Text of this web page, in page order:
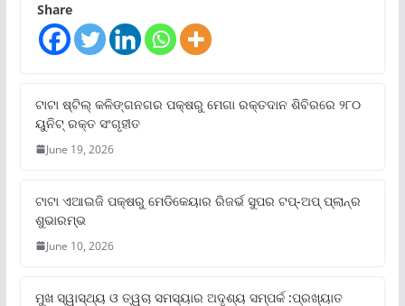
Share
ଟାଟା ଷ୍ଟିଲ୍‌ କଳିଙ୍ଗନଗର ପକ୍ଷରୁ ମେଗା ରକ୍ତଦାନ ଶିବିରରେ ୨୮୦
ୟୁନିଟ୍‌ ରକ୍ତ ସଂଗୃହୀତ
June 19, 2026
ଟାଟା ଏଆଇଜି ପକ୍ଷରୁ ମେଡିକେୟାର ରିଜର୍ଭ ସୁପର ଟପ୍‌-ଅପ୍ ପ୍ଲାନ୍‌ର
ଶୁଭାରମ୍ଭ
June 10, 2026
ମୁଖ ସ୍ୱାସ୍ଥ୍ୟ ଓ ତ୍ୱଚା ସମସ୍ୟାର ଅଦୃଶ୍ୟ ସମ୍ପର୍କ :ପ୍ରଖ୍ୟାତ